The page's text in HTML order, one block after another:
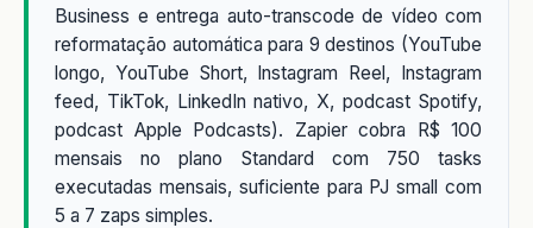
Business e entrega auto-transcode de vídeo com
reformatação automática para 9 destinos (YouTube
longo, YouTube Short, Instagram Reel, Instagram
feed, TikTok, LinkedIn nativo, X, podcast Spotify,
podcast Apple Podcasts). Zapier cobra R$ 100
mensais no plano Standard com 750 tasks
executadas mensais, suficiente para PJ small com
5 a 7 zaps simples.